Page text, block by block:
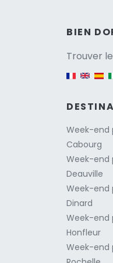
BIEN
Trouver
Week-end
Cabourg
Week-end
Deauville
Week-end
Dinard
Week-end
Honfleur
Week-end